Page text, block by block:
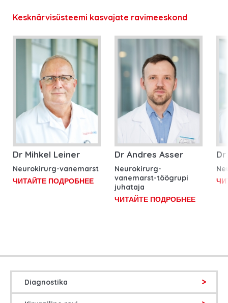
Kesknärvisüsteemi kasvajate ravimeeskond
Dr Mihkel Leiner
Neurokirurg-vanemarst
ЧИТАЙТЕ ПОДРОБНЕЕ
Dr Andres Asser
Neurokirurg-
vanemarst-töögrupi
juhataja
ЧИТАЙТЕ ПОДРОБНЕЕ
Diagnostika